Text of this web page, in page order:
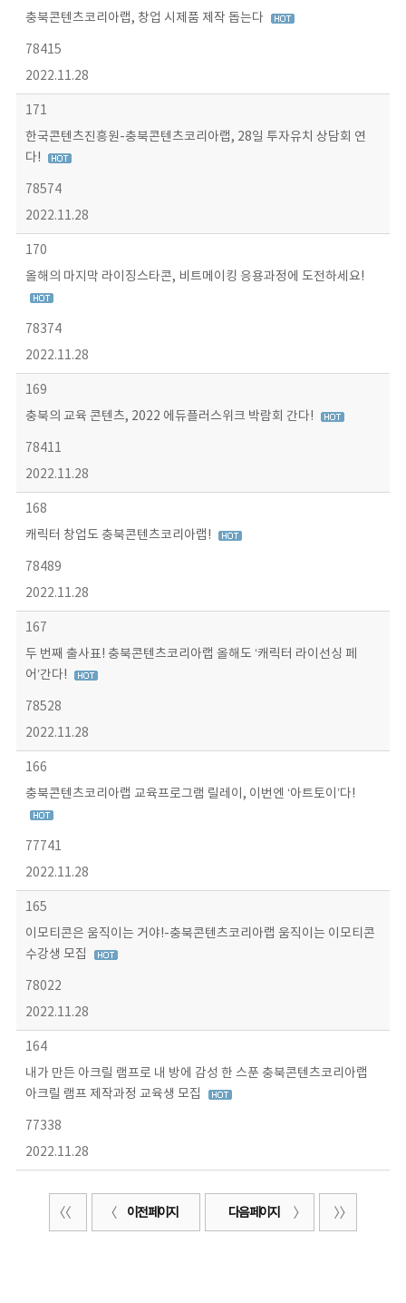
충북콘텐츠코리아랩, 창업 시제품 제작 돕는다
78415
2022.11.28
171
한국콘텐츠진흥원-충북콘텐츠코리아랩, 28일 투자유치 상담회 연
다!
78574
2022.11.28
170
올해의 마지막 라이징스타콘, 비트메이킹 응용과정에 도전하세요!
78374
2022.11.28
169
충북의 교육 콘텐츠, 2022 에듀플러스위크 박람회 간다!
78411
2022.11.28
168
캐릭터 창업도 충북콘텐츠코리아랩!
78489
2022.11.28
167
두 번째 출사표! 충북콘텐츠코리아랩 올해도 ‘캐릭터 라이선싱 페
어’간다!
78528
2022.11.28
166
충북콘텐츠코리아랩 교육프로그램 릴레이, 이번엔 ‘아트토이’다!
77741
2022.11.28
165
이모티콘은 움직이는 거야!-충북콘텐츠코리아랩 움직이는 이모티콘
수강생 모집
78022
2022.11.28
164
내가 만든 아크릴 램프로 내 방에 감성 한 스푼 충북콘텐츠코리아랩
아크릴 램프 제작과정 교육생 모집
77338
2022.11.28
이전 페이지 다음 페이지